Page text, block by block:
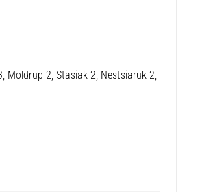
Moldrup 2, Stasiak 2, Nestsiaruk 2,